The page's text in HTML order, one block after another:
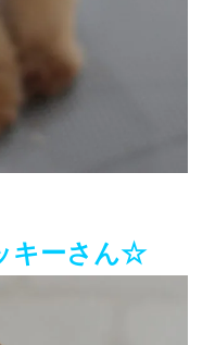
キーさん☆